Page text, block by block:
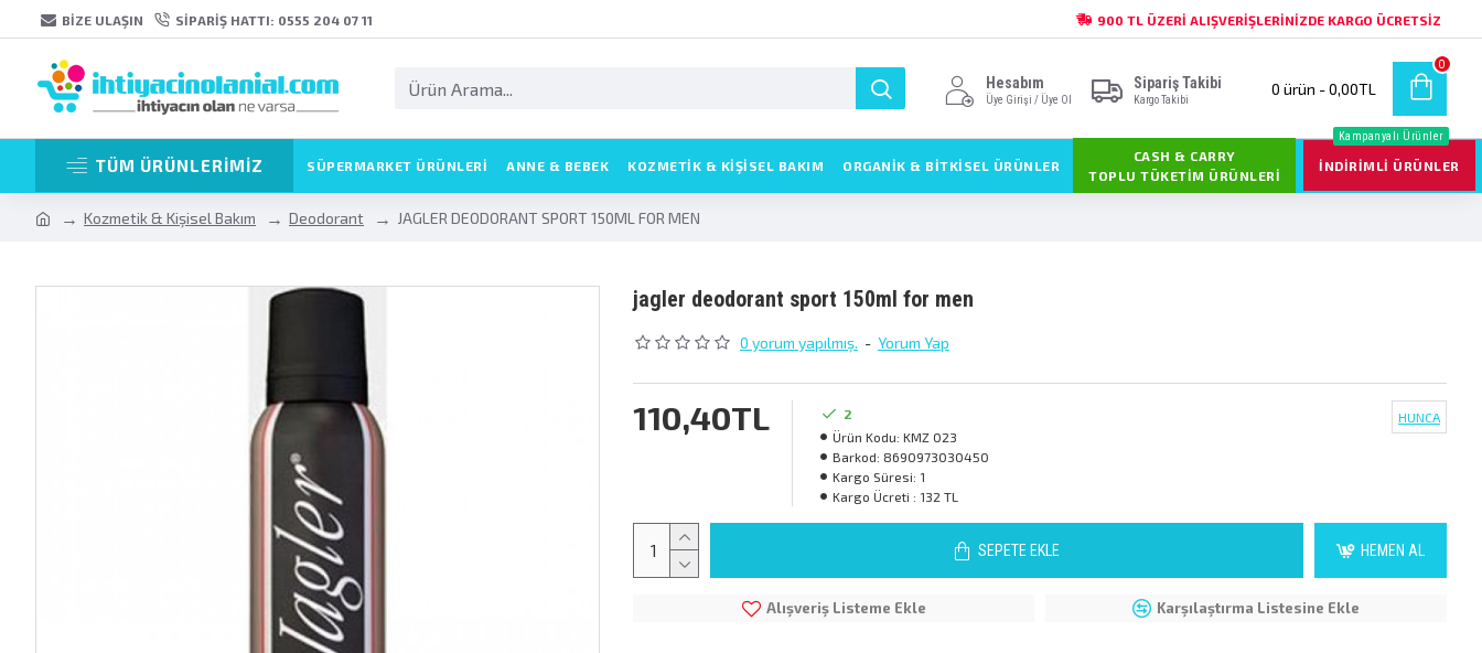
BIZE ULAŞIN SIPARIŞ HATTI: 0555 204 07 11 900 TL ÜZERI ALIŞVERIŞLERINIZDE KARGO ÜCRETSIZ
Hesabım
Üye Girişi / Üye Ol
Sipariş Takibi
Kargo Takibi
0 ürün - 0,00TL
0
TÜM ÜRÜNLERİMİZ SÜPERMARKET ÜRÜNLERI ANNE & BEBEK KOZMETIK & KIŞISEL BAKIM ORGANİK & BİTKİSEL ÜRÜNLER
CASH & CARRY
TOPLU TÜKETIM ÜRÜNLERI
İNDIRIMLI ÜRÜNLER
Kampanyalı Ürünler
Kozmetik & Kişisel Bakım Deodorant JAGLER DEODORANT SPORT 150ML FOR MEN
jagler deodorant sport 150ml for men
0 yorum yapılmış. - Yorum Yap
110,40TL
2
Ürün Kodu: KMZ 023
Barkod: 8690973030450
Kargo Süresi: 1
Kargo Ücreti : 132 TL
HUNCA
SEPETE EKLE HEMEN AL
Alışveriş Listeme Ekle Karşılaştırma Listesine Ekle